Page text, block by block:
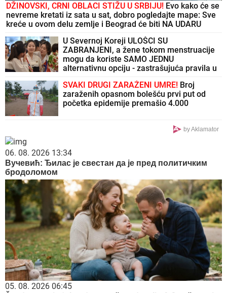
DŽINOVSKI, CRNI OBLACI STIŽU U SRBIJU! Evo kako će se
nevreme kretati iz sata u sat, dobro pogledajte mape: Sve
kreće u ovom delu zemlje i Beograd će biti NA UDARU
U Severnoj Koreji ULOŠCI SU
ZABRANJENI, a žene tokom menstruacije
mogu da koriste SAMO JEDNU
alternativnu opciju - zastrašujuća pravila u
SVAKI DRUGI ZARAŽENI UMRE! Broj
zaraženih opasnom bolešću prvi put od
početka epidemije premašio 4.000
by Aklamator
06. 08. 2026 13:34
Вучевић: Ђилас је свестан да је пред политичким
бродоломом
05. 08. 2026 06:45